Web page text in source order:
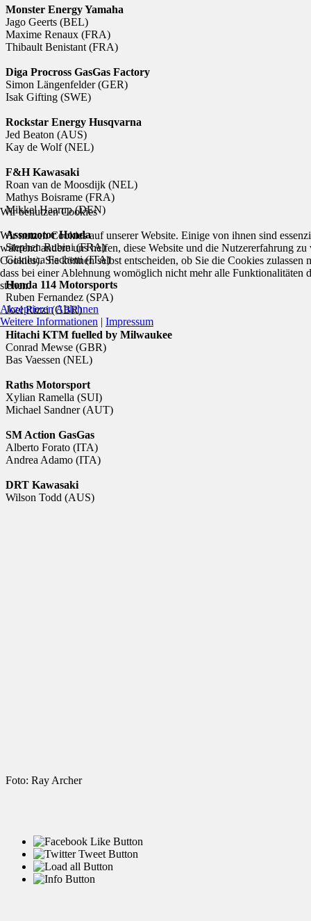
Monster Energy Yamaha
Jago Geerts (BEL)
Maxime Renaux (FRA)
Thibault Benistant (FRA)
Diga Procross GasGas Factory
Simon Längenfelder (GER)
Isak Gifting (SWE)
Rockstar Energy Husqvarna
Jed Beaton (AUS)
Kay de Wolf (NEL)
F&H Kawasaki
Roan van de Moosdijk (NEL)
Mathys Boisrame (FRA)
Mikkel Haarup (DEN)
Assomotor Honda
Stephen Rubini (FRA)
Gianluca Fachetti (ITA)
Honda 114 Motorsports
Ruben Fernandez (SPA)
Joel Rizzi (GBR)
Hitachi KTM fuelled by Milwaukee
Conrad Mewse (GBR)
Bas Vaessen (NEL)
Raths Motorsport
Xylian Ramella (SUI)
Michael Sandner (AUT)
SM Action GasGas
Alberto Forato (ITA)
Andrea Adamo (ITA)
DRT Kawasaki
Wilson Todd (AUS)
Foto: Ray Archer
Wir benutzen Cookies
Wir nutzen Cookies auf unserer Website. Einige von ihnen sind
während andere uns helfen, diese Website und die Nutzererfahrung zu
Cookies). Sie können selbst entscheiden, ob Sie die Cookies zulassen
dass bei einer Ablehnung womöglich nicht mehr alle Funktionalitäten
stehen.
AkzeptierenAblehnen
Weitere Informationen | Impressum